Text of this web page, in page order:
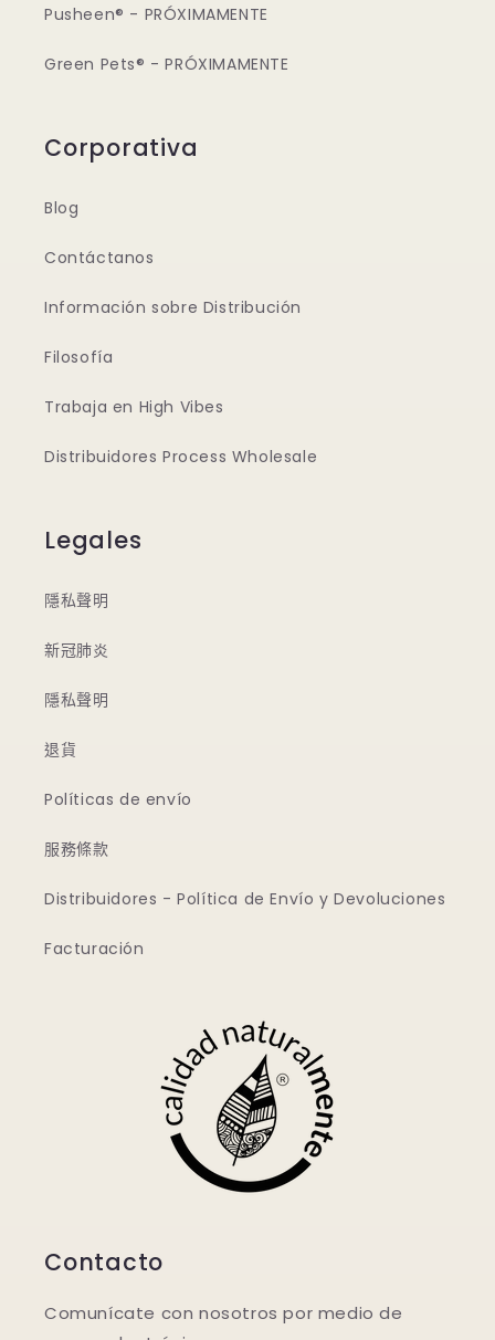
Pusheen® - PRÓXIMAMENTE
Green Pets® - PRÓXIMAMENTE
Corporativa
Blog
Contáctanos
Información sobre Distribución
Filosofía
Trabaja en High Vibes
Distribuidores Process Wholesale
Legales
隱私聲明
新冠肺炎
隱私聲明
退貨
Políticas de envío
服務條款
Distribuidores - Política de Envío y Devoluciones
Facturación
Contacto
Comunícate con nosotros por medio de